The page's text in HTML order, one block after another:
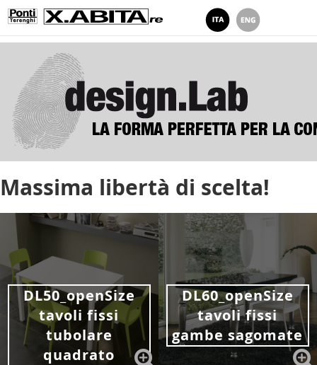
Massima libertà di scelta!
DL50_openSize
tavoli fissi
tubolare
quadrato
DL60_openSize
tavoli fissi
gambe sagomate